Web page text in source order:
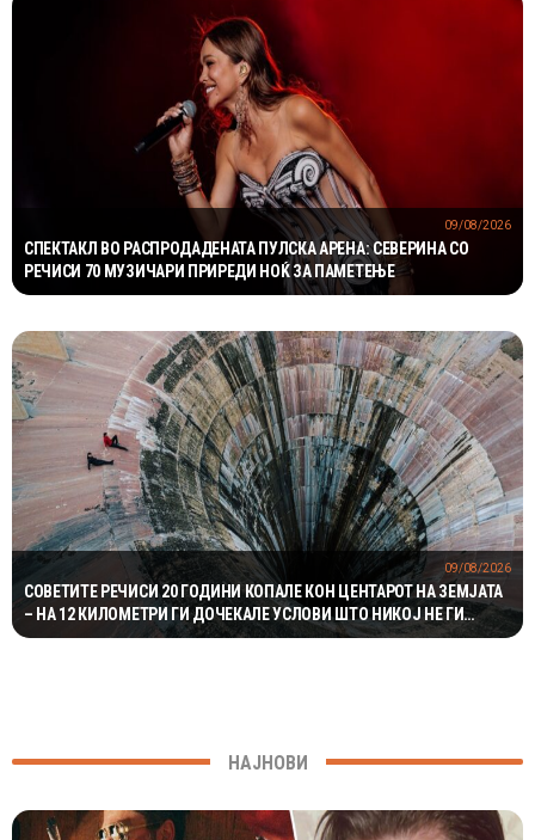
СПЕКТАКЛ ВО РАСПРОДАДЕНАТА ПУЛСКА АРЕНА: СЕВЕРИНА СО
РЕЧИСИ 70 МУЗИЧАРИ ПРИРЕДИ НОЌ ЗА ПАМЕТЕЊЕ
09/08/2026
СОВЕТИТЕ РЕЧИСИ 20 ГОДИНИ КОПАЛЕ КОН ЦЕНТАРОТ НА ЗЕМЈАТА
– НА 12 КИЛОМЕТРИ ГИ ДОЧЕКАЛЕ УСЛОВИ ШТО НИКОЈ НЕ ГИ
ОЧЕКУВАЛ
09/08/2026
НАЈНОВИ